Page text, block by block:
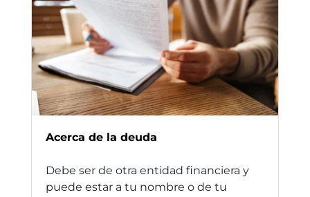
Acerca de la deuda
Debe ser de otra entidad financiera y
puede estar a tu nombre o de tu